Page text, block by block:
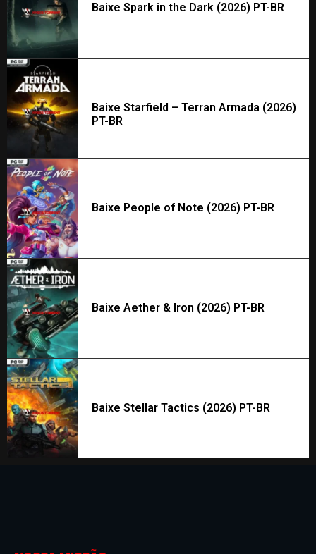
Baixe Spark in the Dark (2026) PT-BR
Baixe Starfield – Terran Armada (2026)
PT-BR
Baixe People of Note (2026) PT-BR
Baixe Aether & Iron (2026) PT-BR
Baixe Stellar Tactics (2026) PT-BR